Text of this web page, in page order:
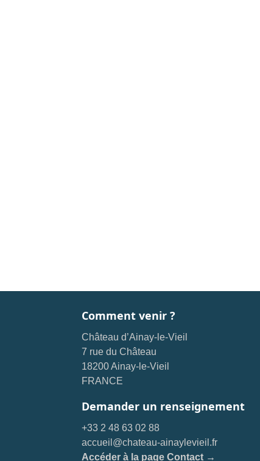
Comment venir ?
Château d’Ainay-le-Vieil
7 rue du Château
18200 Ainay-le-Vieil
FRANCE
Demander un renseignement
+33 2 48 63 02 88
accueil@chateau-ainaylevieil.fr
Accéder à la page Contact →